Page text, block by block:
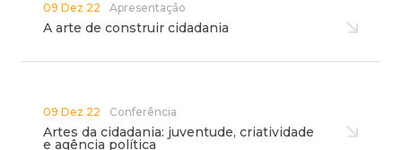
09 Dez 22 Apresentação
A arte de construir cidadania
09 Dez 22 Conferência
Artes da cidadania: juventude, criatividade
e agência política